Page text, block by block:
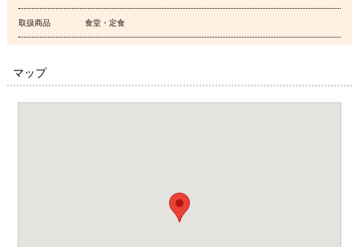
取扱商品 食堂・定食
マップ